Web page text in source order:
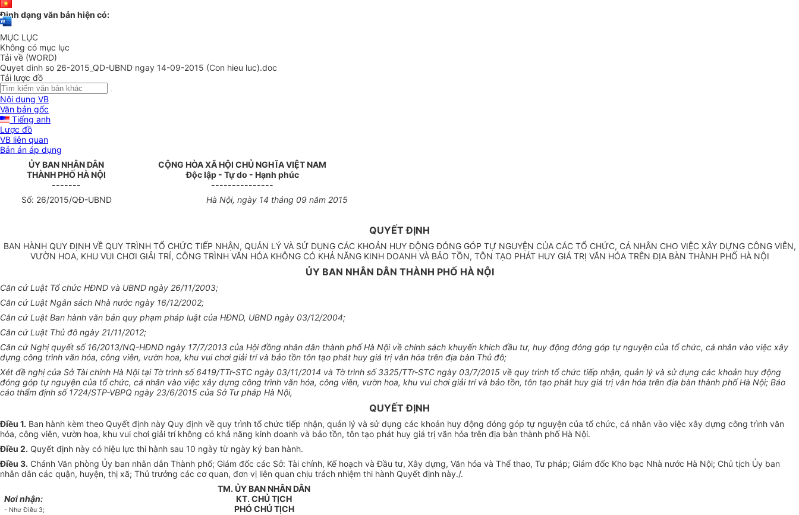
Định dạng văn bản hiện có:
MỤC LỤC
Không có mục lục
Tải về (WORD)
Quyet dinh so 26-2015_QD-UBND ngay 14-09-2015 (Con hieu luc).doc
Tải lược đồ
Nội dung VB
Văn bản gốc
Tiếng anh
Lược đồ
VB liên quan
Bản án áp dụng
ỦY BAN NHÂNDÂN
THÀNH PHỐ HÀ NỘI
-------
CỘNG HÒA XÃ HỘI CHỦ NGHĨA VIỆT NAM
Độc lập - Tự do - Hạnh phúc
---------------
Số: 26/2015/QĐ-UBND Hà Nội, ngày 14 tháng 09 năm 2015
QUYẾT ĐỊNH
BAN HÀNH QUY ĐỊNH VỀ QUY TRÌNH TỔ CHỨC TIẾP NHẬN, QUẢN LÝ VÀ SỬ DỤNG CÁC KHOẢN HUY ĐỘNG ĐÓNG GÓP TỰ NGUYỆN CỦA CÁC TỔ CHỨC, CÁ NHÂN CHO VIỆC XÂY DỰNG CÔNG VIÊN,
VƯỜN HOA, KHU VUI CHƠI GIẢI TRÍ, CÔNG TRÌNH VĂN HÓA KHÔNG CÓ KHẢ NĂNG KINH DOANH VÀ BẢO TỒN, TÔN TẠO PHÁT HUY GIÁ TRỊ VĂN HÓA TRÊN ĐỊA BÀN THÀNH PHỐ HÀ NỘI
ỦY BAN NHÂN DÂN THÀNH PHỐ HÀ NỘI
Căn cứ Luật Tổ chức HĐND và UBND ngày 26/11/2003;
Căn cứ Luật Ngân sách Nhà nước ngày 16/12/2002;
Căn cứ Luật Ban hành văn bản quy phạm pháp luật của HĐND, UBND ngày 03/12/2004;
Căn cứ Luật Thủ đô ngày 21/11/2012;
Căn cứ Nghị quyết số 16/2013/NQ-HĐND ngày 17/7/2013 của Hội đồng nhân dân thành phố Hà Nội về chính sách khuyến khích đầu tư, huy động đóng góp tự nguyện của tổ chức, cá nhân vào việc xây
dựng công trình văn hóa, công viên, vườn hoa, khu vui chơi giải trí và bảo tồn tôn tạo phát huy giá trị văn hóa trên địa bàn Thủ đô;
Xét đề nghị của Sở Tài chính Hà Nội tại Tờ trình số 6419/TTr-STC ngày 03/11/2014 và Tờ trình số 3325/TTr-STC ngày 03/7/2015 về quy trình tổ chức tiếp nhận, quản lý và sử dụng các khoản huy động
đóng góp tự nguyện của tổ chức, cá nhân vào việc xây dựng công trình văn hóa, công viên, vườn hoa, khu vui chơi giải trí và bảo tồn, tôn tạo phát huy giá trị văn hóa trên địa bàn thành phố Hà Nội; Báo
cáo thẩm định số 1724/STP-VBPQ ngày 23/6/2015 của Sở Tư pháp Hà Nội,
QUYẾT ĐỊNH
Điều 1. Ban hành kèm theo Quyết định này Quy định về quy trình tổ chức tiếp nhận, quản lý và sử dụng các khoản huy động đóng góp tự nguyện của tổ chức, cá nhân vào việc xây dựng công trình văn
hóa, công viên, vườn hoa, khu vui chơi giải trí không có khả năng kinh doanh và bảo tồn, tôn tạo phát huy giá trị văn hóa trên địa bàn thành phố Hà Nội.
Điều 2. Quyết định này có hiệu lực thi hành sau 10 ngày từ ngày ký ban hành.
Điều 3. Chánh Văn phòng Ủy ban nhân dân Thành phố; Giám đốc các Sở: Tài chính, Kế hoạch và Đầu tư, Xây dựng, Văn hóa và Thể thao, Tư pháp; Giám đốc Kho bạc Nhà nước Hà Nội; Chủ tịch Ủy ban
nhân dân các quận, huyện, thị xã; Thủ trưởng các cơ quan, đơn vị liên quan chịu trách nhiệm thi hành Quyết định này./.
Nơi nhận:
- NhưĐiều 3;
TM. ỦYBAN NHÂN DÂN
KT. CHỦ TỊCH
PHÓCHỦ TỊCH